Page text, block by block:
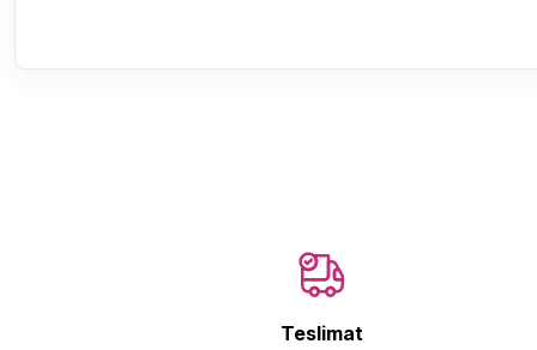
Teslimat